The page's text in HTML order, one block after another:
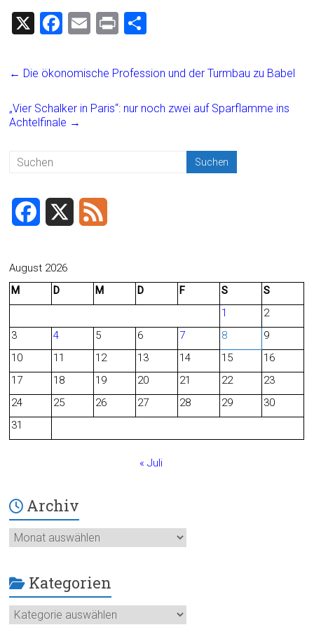
X
F
ce
o
E
ai
Pr
t
e
← Die ökonomische Profession und der Turmbau zu Babel
„Vier Schalker in Paris“: nur noch zwei auf Sparflamme ins
Achtelfinale →
c
b
o
August 2026
M
D M D F S
S
1
2
3
4 5 6 7 8
9
10
11 12 13 14 15
16
17
18 19 20 21 22
23
24
25 26 27 28 29
30
31
« Juli
Archiv
Archiv
Kategorien
Kategorien